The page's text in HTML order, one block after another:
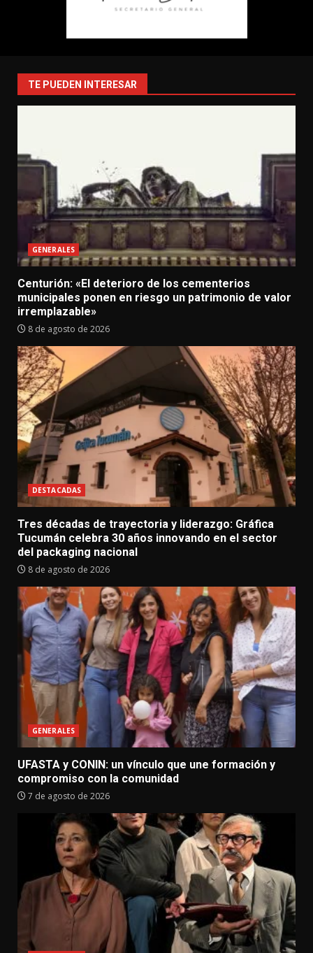
TE PUEDEN INTERESAR
GENERALES
Centurión: «El deterioro de los cementerios
municipales ponen en riesgo un patrimonio de valor
irremplazable»
8 de agosto de 2026
DESTACADAS
Tres décadas de trayectoria y liderazgo: Gráfica
Tucumán celebra 30 años innovando en el sector
del packaging nacional
8 de agosto de 2026
GENERALES
UFASTA y CONIN: un vínculo que une formación y
compromiso con la comunidad
7 de agosto de 2026